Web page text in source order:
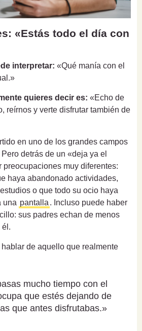
«Estás todo el día con
interpretar: «Qué manía con el
quieres decir es: «Echo de
reírnos y verte disfrutar también de
en uno de los grandes campos
detrás de un «deja ya el
preocupaciones muy diferentes:
haya abandonado actividades,
o que todo su ocio haya
una pantalla . Incluso puede haber
sus padres echan de menos
él.
de aquello que realmente
mucho tiempo con el
que estés dejando de
que antes disfrutabas.»